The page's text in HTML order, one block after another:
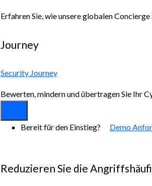
Erfahren Sie, wie unsere globalen
Journey
Security Journey
Bewerten, mindern und übertragen Sie Ihr
Bereit für den Einstieg? Demo
Reduzieren Sie die